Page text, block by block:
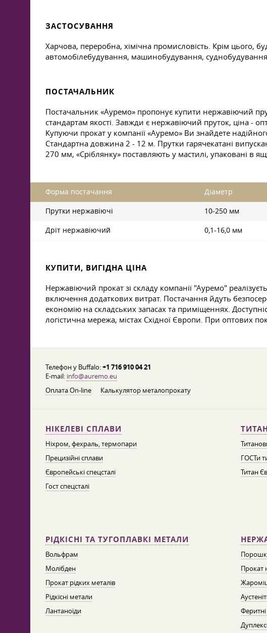
ЗАСТОСУВАННЯ
Харчова, переробна, хімічна промисловість. Крім цього,
автомобілебудування, машинобудування,
ПОСТАЧАЛЬНИК
Постачальник «Ауремо» пропонує купити нержавіючий
стандартам якості. Завжди є нержавіючий пруток, ціна -
Купуючи прокат у компанії «Ауремо» Ви знайдете
Стандартна довжина 2 - 12 м. Прутки гарячекатані
270 мм, «Сріблянку» поставляють у мастилі, упаковані в
Форма постачання Діаметр
Прутки нержавіючі 10-250 мм
Дріт нержавіючий 0,1-16,0 мм
КУПИТИ, ВИГІДНА ЦІНА
Нержавіючий прокат зі складу компанії "Ауремо"
включення додаткових витрат. Постачання йдуть
економію на складських запасах та приміщеннях.
логістична мережа, містах Східної Європи. При оптових
Телефон у Buffalo:+1 716 910 04 21
E-mail: info@auremo.eu
Оплата On-line
Калькулятор металопрокату
НІКЕЛЕВІ СПЛАВИ
Ніхром, фехраль, термопари
Прецизійні сплави
Європейські спецсталі
Гост спецсталі
ГОСТи
Титан
РІДКІСНІ ТА ТУГОПЛАВКІ МЕТАЛИ
Вольфрам
Молібден
Прокат рідких металів
Рідкісні метали
Лантаноїди
Прокат
Феритні